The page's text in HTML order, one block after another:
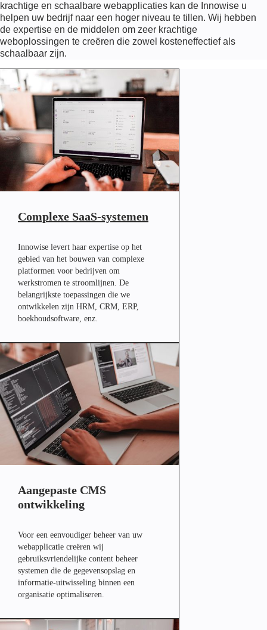
krachtige en schaalbare webapplicaties kan de Innowise u
helpen uw bedrijf naar een hoger niveau te tillen. Wij hebben
de expertise en de middelen om zeer krachtige
weboplossingen te creëren die zowel kosteneffectief als
schaalbaar zijn.
Complexe SaaS-systemen
Innowise levert haar expertise op het
gebied van het bouwen van complexe
platformen voor bedrijven om
werkstromen te stroomlijnen. De
belangrijkste toepassingen die we
ontwikkelen zijn HRM, CRM, ERP,
boekhoudsoftware, enz.
Aangepaste CMS
ontwikkeling
Voor een eenvoudiger beheer van uw
webapplicatie creëren wij
gebruiksvriendelijke content beheer
systemen die de gegevensopslag en
informatie-uitwisseling binnen een
organisatie optimaliseren.